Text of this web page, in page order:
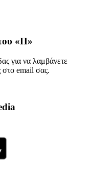
«Π»
για να λαμβάνετε
στο email σας.